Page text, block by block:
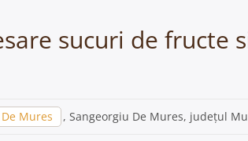
sucuri de
Mures , Sangeorgiu De Mures, județul